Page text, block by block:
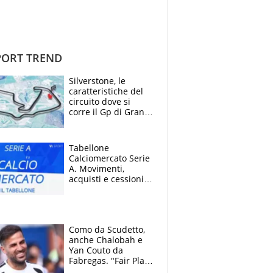
TREND
Silverstone, le
caratteristiche del
circuito dove si
corre il Gp di Gran
Tabellone
Calciomercato Serie
A. Movimenti,
acquisti e cessioni:
Como da Scudetto,
anche Chalobah e
Yan Couto da
Fabregas. "Fair Play